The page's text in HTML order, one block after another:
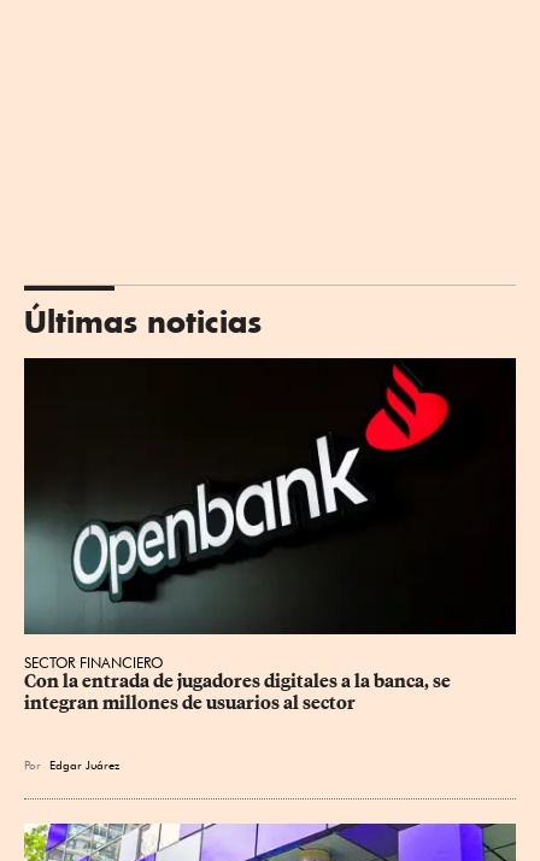
Últimas noticias
SECTOR FINANCIERO
Con la entrada de jugadores digitales a la banca, se
integran millones de usuarios al sector
Por Edgar Juárez